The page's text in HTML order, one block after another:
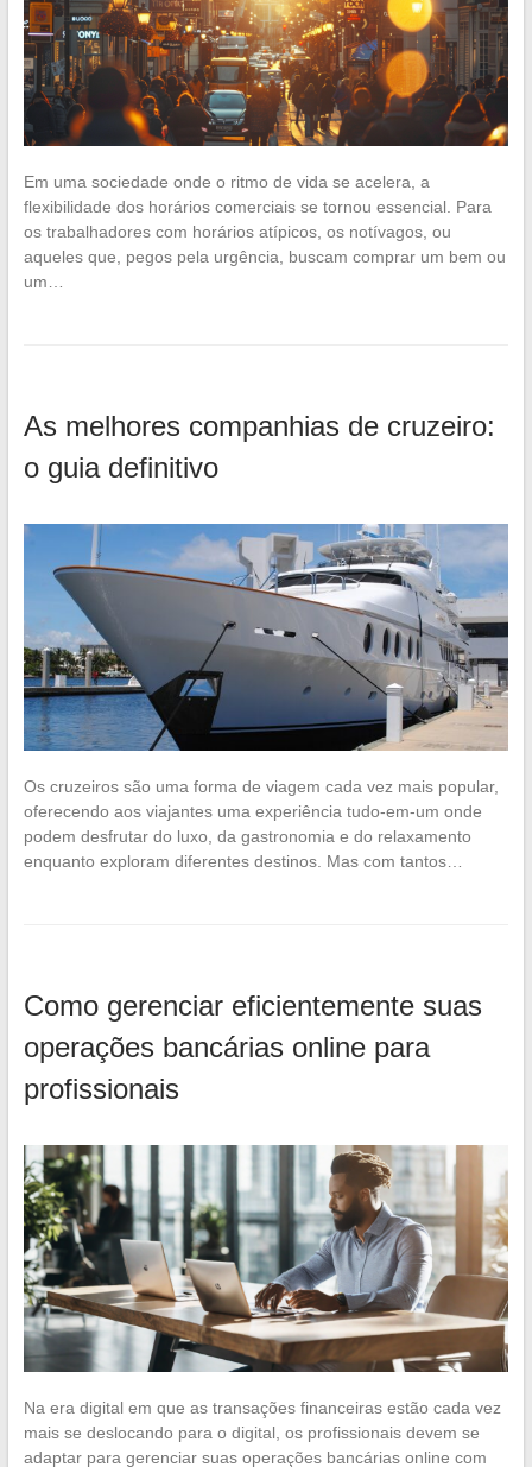
Em uma sociedade onde o ritmo de vida se acelera, a
flexibilidade dos horários comerciais se tornou essencial. Para
os trabalhadores com horários atípicos, os notívagos, ou
aqueles que, pegos pela urgência, buscam comprar um bem ou
um…
As melhores companhias de cruzeiro:
o guia definitivo
Os cruzeiros são uma forma de viagem cada vez mais popular,
oferecendo aos viajantes uma experiência tudo-em-um onde
podem desfrutar do luxo, da gastronomia e do relaxamento
enquanto exploram diferentes destinos. Mas com tantos…
Como gerenciar eficientemente suas
operações bancárias online para
profissionais
Na era digital em que as transações financeiras estão cada vez
mais se deslocando para o digital, os profissionais devem se
adaptar para gerenciar suas operações bancárias online com